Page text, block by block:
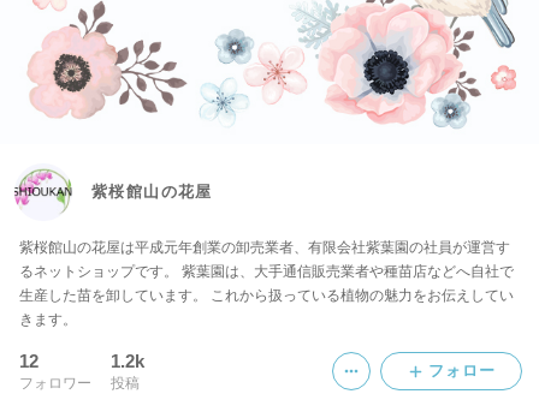
紫桜館山の花屋
紫桜館山の花屋は平成元年創業の卸売業者、有限会社紫葉園の社員が運営す
るネットショップです。 紫葉園は、大手通信販売業者や種苗店などへ自社で
生産した苗を卸しています。 これから扱っている植物の魅力をお伝えしてい
きます。
12
フォロワー
1.2k
投稿
フォロー